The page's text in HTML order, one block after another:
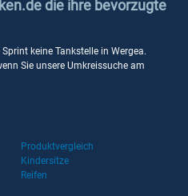
die ihre bevorzugte
keine Tankstelle in Wergea.
Sie unsere Umkreissuche am
Produktvergleich
Kindersitze
Reifen